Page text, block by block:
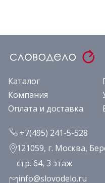
Каталог
Компания
Оплата и доставка
+7(495) 241-5-528
121059, г. Москва,
стр. 64, 3 этаж
info@slovodelo.ru